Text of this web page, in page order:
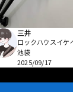
三井
ロックハウスイケ
池袋
2025/09/17